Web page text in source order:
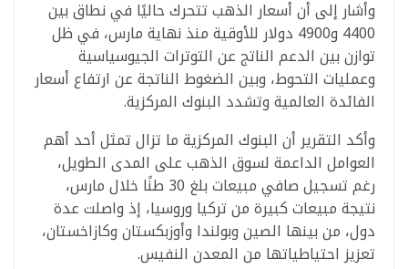
وأشار إلى أن أسعار الذهب تتحرك حاليًا في نطاق بين
4400 و4900 دولار للأوقية منذ نهاية مارس، في ظل
توازن بين الدعم الناتج عن التوترات الجيوسياسية
وعمليات التحوط، وبين الضغوط الناتجة عن ارتفاع أسعار
الفائدة العالمية وتشدد البنوك المركزية.
وأكد التقرير أن البنوك المركزية ما تزال تمثل أحد أهم
العوامل الداعمة لسوق الذهب على المدى الطويل،
رغم تسجيل صافي مبيعات بلغ 30 طنًا خلال مارس،
نتيجة مبيعات كبيرة من تركيا وروسيا، إذ واصلت عدة
دول، من بينها الصين وبولندا وأوزبكستان وكازاخستان،
تعزيز احتياطياتها من المعدن النفيس.